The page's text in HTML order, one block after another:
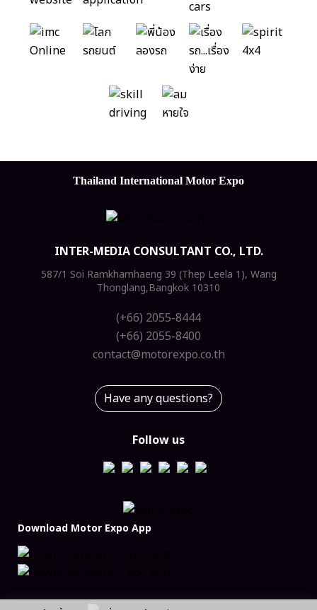
Thailand International Motor Expo
INTER-MEDIA CONSULTANT CO., LTD.
587/1 Soi Ramkhamhaeng 39 (Thep Leela 1), Wang
Thonglang,Bangkok 10310
(+66) 2055-8444
(+66) 2055-8400
contact@motorexpo.co.th
Have any questions?
Follow us
Download Motor Expo App